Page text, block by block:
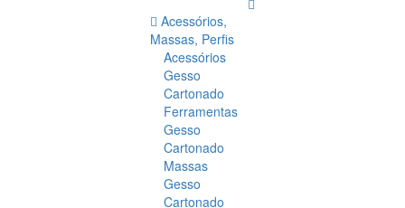
Acessórios,
Massas, Perfis
Acessórios
Gesso
Cartonado
Ferramentas
Gesso
Cartonado
Massas
Gesso
Cartonado